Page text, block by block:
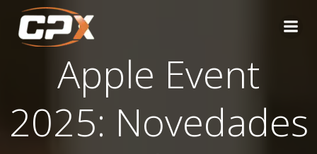
Apple Event
2025: Novedades